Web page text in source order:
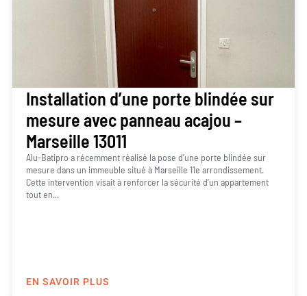
Installation d’une porte blindée sur
mesure avec panneau acajou –
Marseille 13011
Alu-Batipro a récemment réalisé la pose d’une porte blindée sur
mesure dans un immeuble situé à Marseille 11e arrondissement.
Cette intervention visait à renforcer la sécurité d’un appartement
tout en...
EN SAVOIR PLUS